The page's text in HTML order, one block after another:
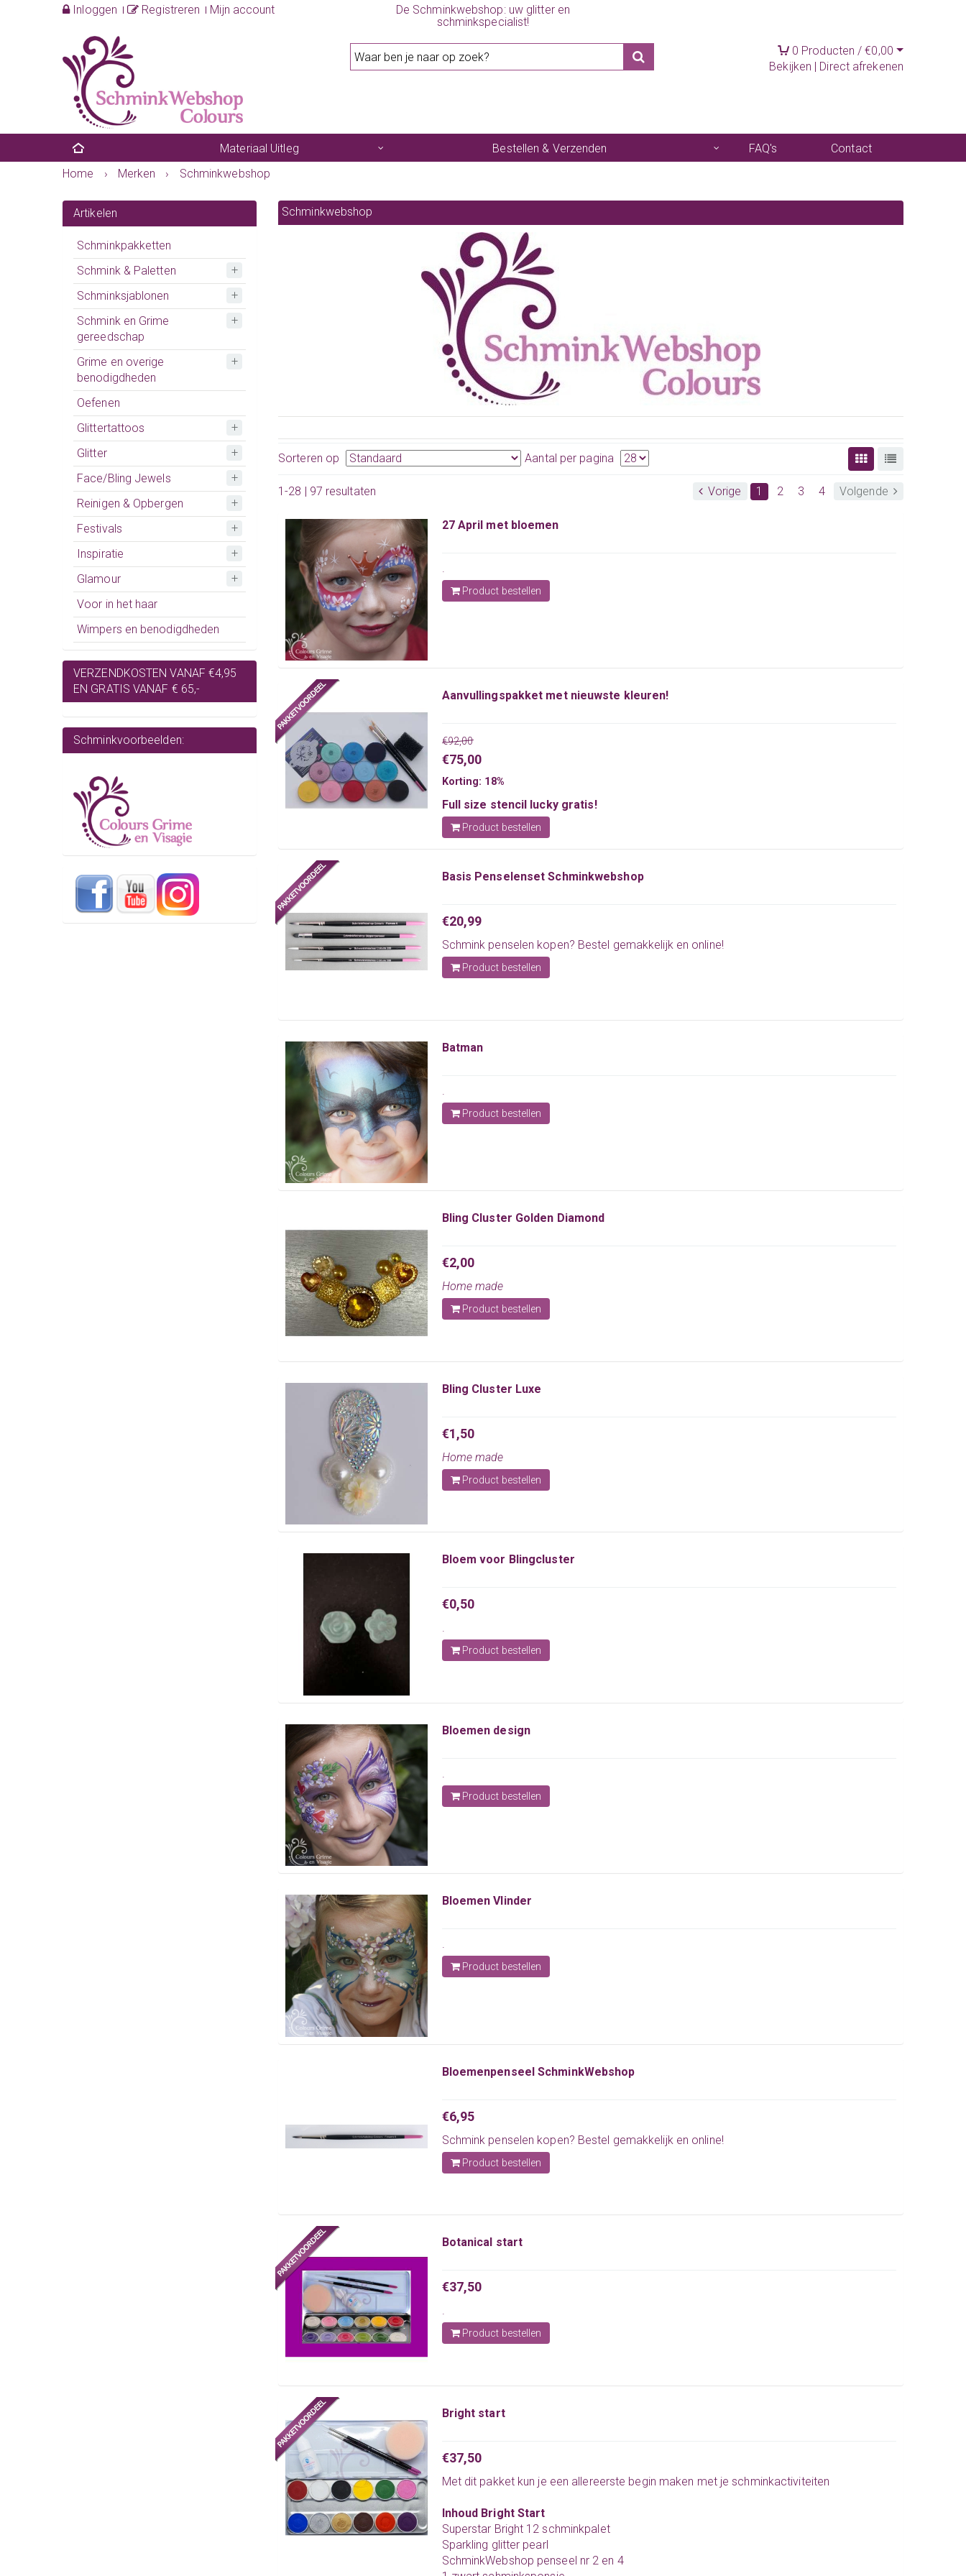
Inloggen Registreren Mijn account
De Schminkwebshop: uw glitter en
schminkspecialist!
0 Producten /€0,00
Bekijken | Direct afrekenen
Materiaal Uitleg Bestellen & Verzenden FAQ's
Contact
Home
› Merken › Schminkwebshop
Artikelen
Schminkpakketten
Schmink & Paletten
Schminksjablonen
Schmink en Grime
gereedschap
Grime en overige
benodigdheden
Oefenen
Glittertattoos
Glitter
Face/Bling Jewels
Reinigen & Opbergen
Festivals
Inspiratie
Glamour
Voor in het haar
Wimpers en benodigdheden
VERZENDKOSTEN VANAF €4,95
EN GRATIS VANAF € 65,-
Schminkvoorbeelden:
Schminkwebshop
Sorteren op Aantal per pagina
1-28 | 97 resultaten Vorige 1 2 3 4 Volgende
27 April met bloemen
Product bestellen
Aanvullingspakket met nieuwste kleuren!
€92,00
€75,00
Korting: 18%
Full size stencil lucky gratis!
Product bestellen
Basis Penselenset Schminkwebshop
€20,99
Schmink penselen kopen? Bestel gemakkelijk en online!
Product bestellen
Batman
Product bestellen
Bling Cluster Golden Diamond
€2,00
Home made
Product bestellen
Bling Cluster Luxe
€1,50
Home made
Product bestellen
Bloem voor Blingcluster
€0,50
.
Product bestellen
Bloemen design
Product bestellen
Bloemen Vlinder
.
Product bestellen
Bloemenpenseel SchminkWebshop
€6,95
Schmink penselen kopen? Bestel gemakkelijk en online!
Product bestellen
Botanical start
€37,50
.
Product bestellen
Bright start
€37,50
Met dit pakket kun je een allereerste begin maken met je schminkactiviteiten
Inhoud Bright Start
Superstar Bright 12 schminkpalet
Sparkling glitter pearl
SchminkWebshop penseel nr 2 en 4